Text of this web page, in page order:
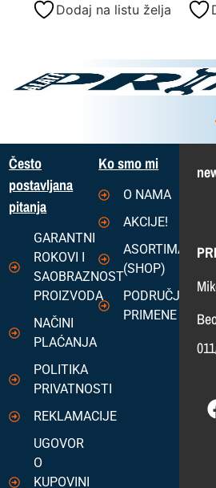
Dodaj na listu želja
Često
postavljana
pitanja
GARANTNI
ROKOVI I
SAOBRAZNOST
PROIZVODA
NAČINI
PLAĆANJA
POLITIKA
PRIVATNOSTI
REKLAMACIJE
UGOVOR
O
KUPOVINI
Ko smo mi
O NAMA
AKCIJE!
ASORTIMAN
(SHOP)
PODRUČJA
PRIMENE